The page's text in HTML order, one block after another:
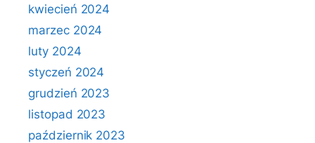
kwiecień 2024
marzec 2024
luty 2024
styczeń 2024
grudzień 2023
listopad 2023
październik 2023